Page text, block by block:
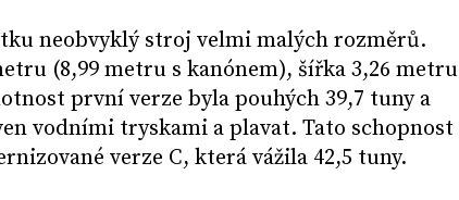
neobvyklý stroj velmi malých rozměrů.
(8,99 metru s kanónem), šířka 3,26 metru
první verze byla pouhých 39,7 tuny a
vodními tryskami a plavat. Tato schopnost
verze C, která vážila 42,5 tuny.